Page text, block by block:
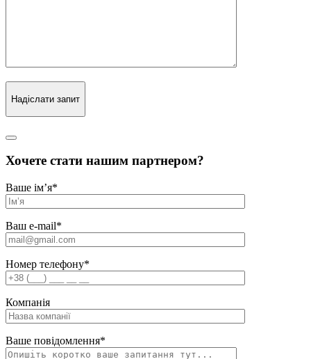
Надіслати запит
Хочете стати нашим партнером?
Ваше ім’я*
Ваш e-mail*
Номер телефону*
Компанія
Ваше повідомлення*